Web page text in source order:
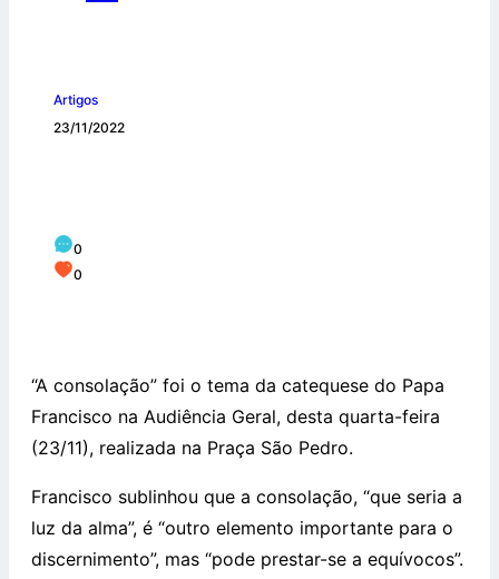
Artigos
23/11/2022
0
0
“A consolação” foi o tema da catequese do Papa
Francisco na Audiência Geral, desta quarta-feira
(23/11), realizada na Praça São Pedro.
Francisco sublinhou que a consolação, “que seria a
luz da alma”, é “outro elemento importante para o
discernimento”, mas “pode prestar-se a equívocos”.